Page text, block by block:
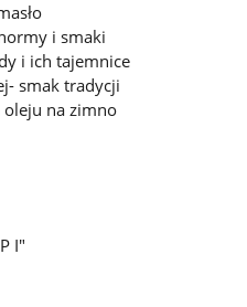
i smaki
i ich tajemnice
smak tradycji
oleju na zimno
I"